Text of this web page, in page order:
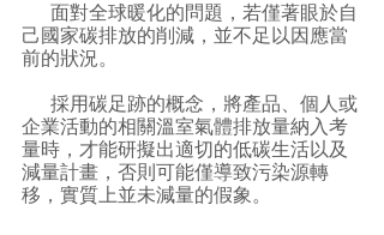
面對全球暖化的問題，若僅著眼於自
己國家碳排放的削減，並不足以因應當
前的狀況。
採用碳足跡的概念，將產品、個人或
企業活動的相關溫室氣體排放量納入考
量時，才能研擬出適切的低碳生活以及
減量計畫，否則可能僅導致污染源轉
移，實質上並未減量的假象。